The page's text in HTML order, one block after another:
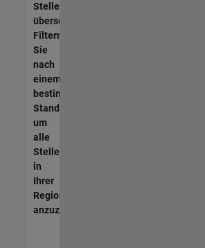
Stellen
übersetzt.
Filtern
Sie
nach
einem
bestimmten
Standort,
um
alle
Stellenangebote
in
Ihrer
Region
anzuzeigen.